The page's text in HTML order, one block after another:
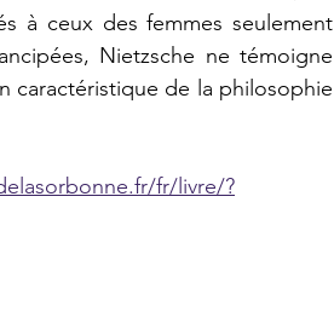
à ceux des femmes seulement
Nietzsche ne témoigne
caractéristique de la philosophie
fr/livre/?